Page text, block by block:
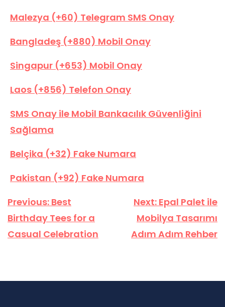
Malezya (+60) Telegram SMS Onay
Bangladeş (+880) Mobil Onay
Singapur (+653) Mobil Onay
Laos (+856) Telefon Onay
SMS Onay ile Mobil Bankacılık Güvenliğini
Sağlama
Belçika (+32) Fake Numara
Pakistan (+92) Fake Numara
Yazı
gezinmesi
Previous: Best
Birthday Tees for a
Casual Celebration
Next: Epal Palet ile
Mobilya Tasarımı
Adım Adım Rehber